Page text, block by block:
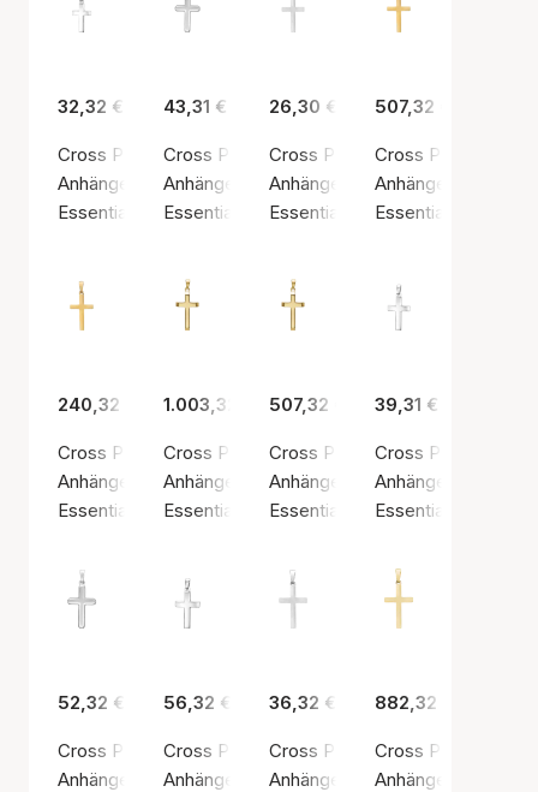
32,32 €
Cross Pendant, 12 x 18 mm
Anhänger, Silberfarbe / Sterling Silber 925
Essentials by Aagaard
43,31 €
Cross Pendant, 12.5 x 18.5 mm
Anhänger, Silberfarbe / Sterling Silber 925
Essentials by Aagaard
26,30 €
Cross Pendant, 13 x 19.5 mm
Anhänger, Silberfarbe / Sterling
Essentials by Aagaard
507,32 €
Cross Pendant, 13
Anhänger,
Essentials by
240,32 €
Cross Pendant, 13 x 19.5 mm, 8kt
Anhänger, Goldfarben / Gold
Essentials by Aagaard
1.003,32 €
Cross Pendant, 13.5 x 22.5 mm, 14kt
Anhänger, Goldfarben / Gold
Essentials by Aagaard
507,32 €
Cross Pendant, 13.5 x 22.5 mm,
Anhänger, Goldfarben / Gold
Essentials by Aagaard
39,31 €
Cross Pendant, 14
Anhänger,
Essentials by
52,32 €
Cross Pendant, 14 x 21.5 mm
Anhänger, Silberfarbe / Sterling Silber 925
56,32 €
Cross Pendant, 16 x 23.5 mm
Anhänger, Silberfarbe / Rhodiniertes
36,32 €
Cross Pendant, 16 x 24.5 mm
Anhänger, Silberfarbe / Sterling
882,32 €
Cross Pendant, 16
Anhänger,